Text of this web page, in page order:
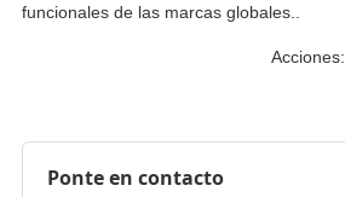
funcionales de las marcas globales..
Acciones:
Ponte en contacto